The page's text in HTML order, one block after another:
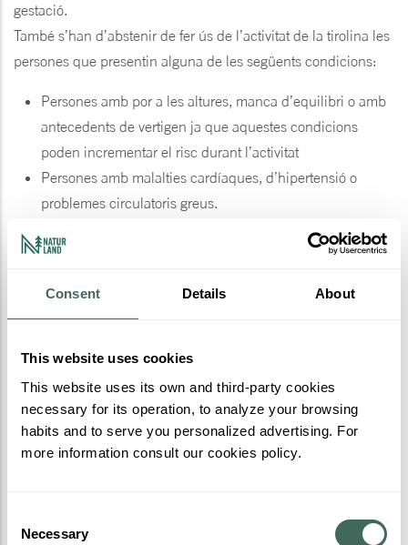
Consent Details About
This website uses cookies
This website uses its own and third-party cookies
necessary for its operation, to analyze your browsing
habits and to serve you personalized advertising. For
more information consult our cookies policy.
Selection
Necessary
gestació.
També s’han d’abstenir de fer ús de l’activitat de la tirolina les
persones que presentin alguna de les següents condicions:
Persones amb por a les altures, manca d’equilibri o amb
antecedents de vertigen ja que aquestes condicions
poden incrementar el risc durant l’activitat
Persones amb malalties cardíaques, d’hipertensió o
problemes circulatoris greus.
Persones amb lesions recents (últims 6 mesos) o
cròniques a l'esquena, coll o espatlles.
l’equilibri i el judici.
Declaració: L'usuari declara estar en condicions físiques i
mèdiques adequades per a l'activitat. En cas de dubte, s'ha
de consultar al personal o abstenir-se de participar.